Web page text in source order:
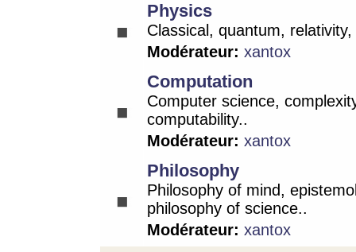
Physics
Classical, quantum,
Modérateur: xantox
Computation
Computer science,
computability..
Modérateur: xantox
Philosophy
Philosophy of mind,
philosophy of science..
Modérateur: xantox